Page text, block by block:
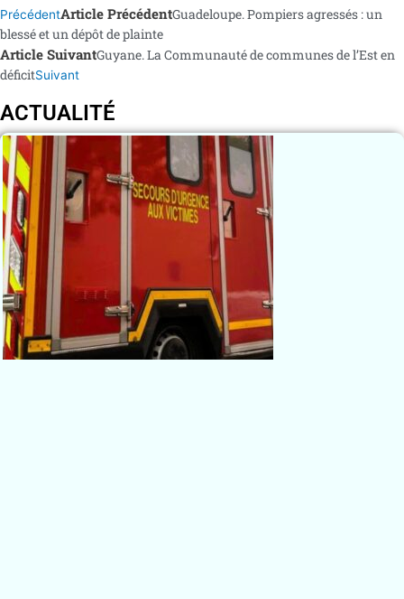
PrécédentArticle PrécédentGuadeloupe. Pompiers agressés : un
blessé et un dépôt de plainte
Article SuivantGuyane. La Communauté de communes de l’Est en
déficitSuivant
ACTUALITÉ